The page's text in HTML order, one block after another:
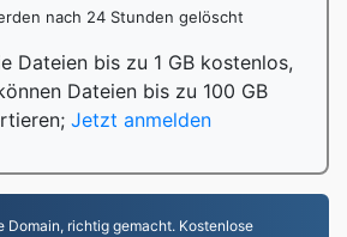
nach 24 Stunden gelöscht
Dateien bis zu 1 GB kostenlos,
Dateien bis zu 100 GB
Jetzt anmelden
Domain, richtig gemacht. Kostenlose